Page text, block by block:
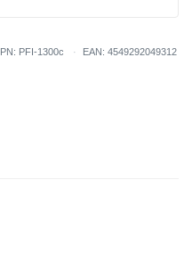
PN: PFI-1300c EAN: 4549292049312